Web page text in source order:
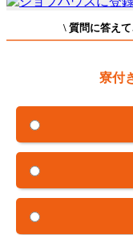
\ 質問に答えて
寮付